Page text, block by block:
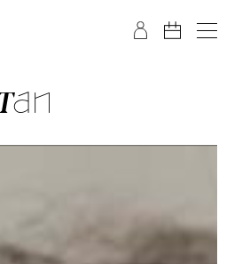
Zum Footer springen